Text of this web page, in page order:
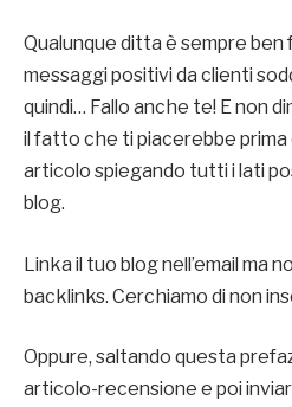
Qualunque ditta è sempre ben
messaggi positivi da clienti
quindi… Fallo anche te! E non
il fatto che ti piacerebbe prima
articolo spiegando tutti i lati
blog.
Linka il tuo blog nell’email ma
backlinks. Cerchiamo di non
Oppure, saltando questa
articolo-recensione e poi